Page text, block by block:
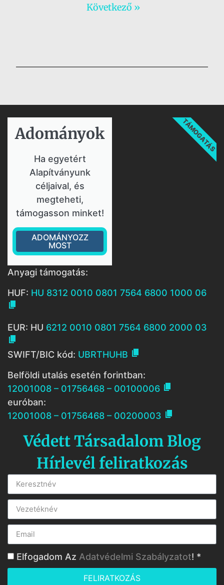
Következő »
Adományok​
Ha egyetért
Alapítványunk
céljaival, és
megteheti,
támogasson minket!
ADOMÁNYOZZ
MOST
TÁMOGATÁS
Anyagi támogatás:
HUF: HU 8312 0010 0801 7564 6800 1000 06

EUR: HU 6212 0010 0801 7564 6800 2000 03

SWIFT/BIC kód: UBRTHUHB 
Belföldi utalás esetén forintban:
12001008 – 01756468 – 00100006 
euróban:
12001008 – 01756468 – 00200003 
Védett Társadalom Blog
Hírlevél feliratkozás
Elfogadom Az Adatvédelmi Szabályzatot! *
FELIRATKOZÁS